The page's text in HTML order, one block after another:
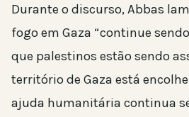
Durante o discurso, Abbas
fogo em Gaza “continue
que palestinos estão sendo
território de Gaza está
ajuda humanitária continua